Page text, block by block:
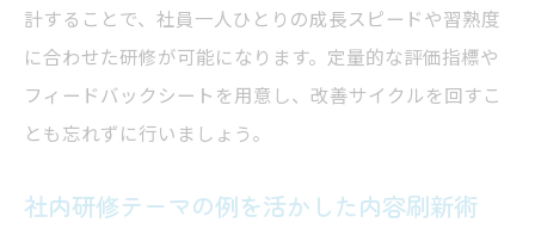
計することで、社員一人ひとりの成長スピードや習熟度
に合わせた研修が可能になります。定量的な評価指標や
フィードバックシートを用意し、改善サイクルを回すこ
とも忘れずに行いましょう。
社内研修テーマの例を活かした内容刷新術